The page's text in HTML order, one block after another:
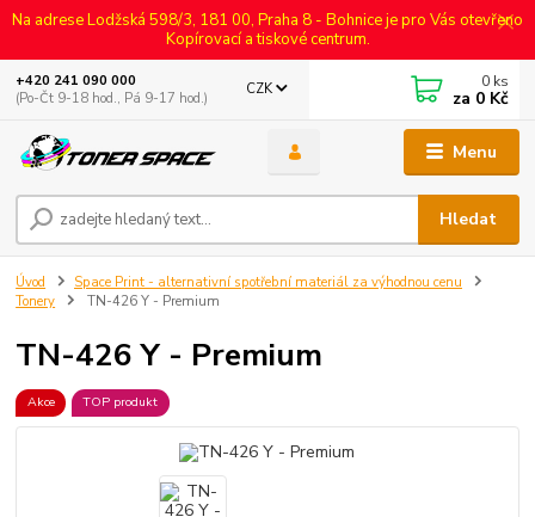
Na adrese Lodžská 598/3, 181 00, Praha 8 - Bohnice je pro Vás otevřeno
Kopírovací a tiskové centrum.
Menu
CZK
Hledat
+420 241 090 000
(Po-Čt 9-18 hod., Pá 9-17 hod.)
0 ks
za 0 Kč
Úvod
Space Print - alternativní spotřební materiál za výhodnou cenu
Tonery
TN-426 Y - Premium
TN-426 Y - Premium
Akce TOP produkt